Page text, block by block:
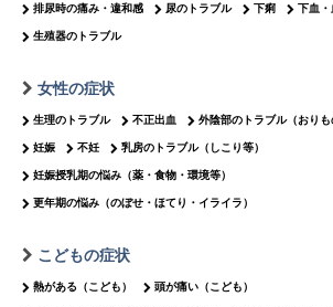
排尿時の痛み・違和感 尿のトラブル 下痢 下血・
生殖器のトラブル
女性の症状
生理のトラブル 不正出血 外陰部のトラブル（おりも
妊娠 不妊 乳房のトラブル（しこり等）
妊娠授乳期の悩み（薬・食物・環境等）
更年期の悩み（のぼせ・ほてり・イライラ）
こどもの症状
熱がある（こども） 頭が痛い（こども）